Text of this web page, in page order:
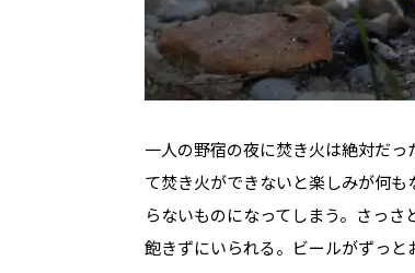
一人の野宿の夜に焚き火は絶対だ
て焚き火ができないと楽しみが何
らないものになってしまう。さっ
飽きずにいられる。ビールがずっと